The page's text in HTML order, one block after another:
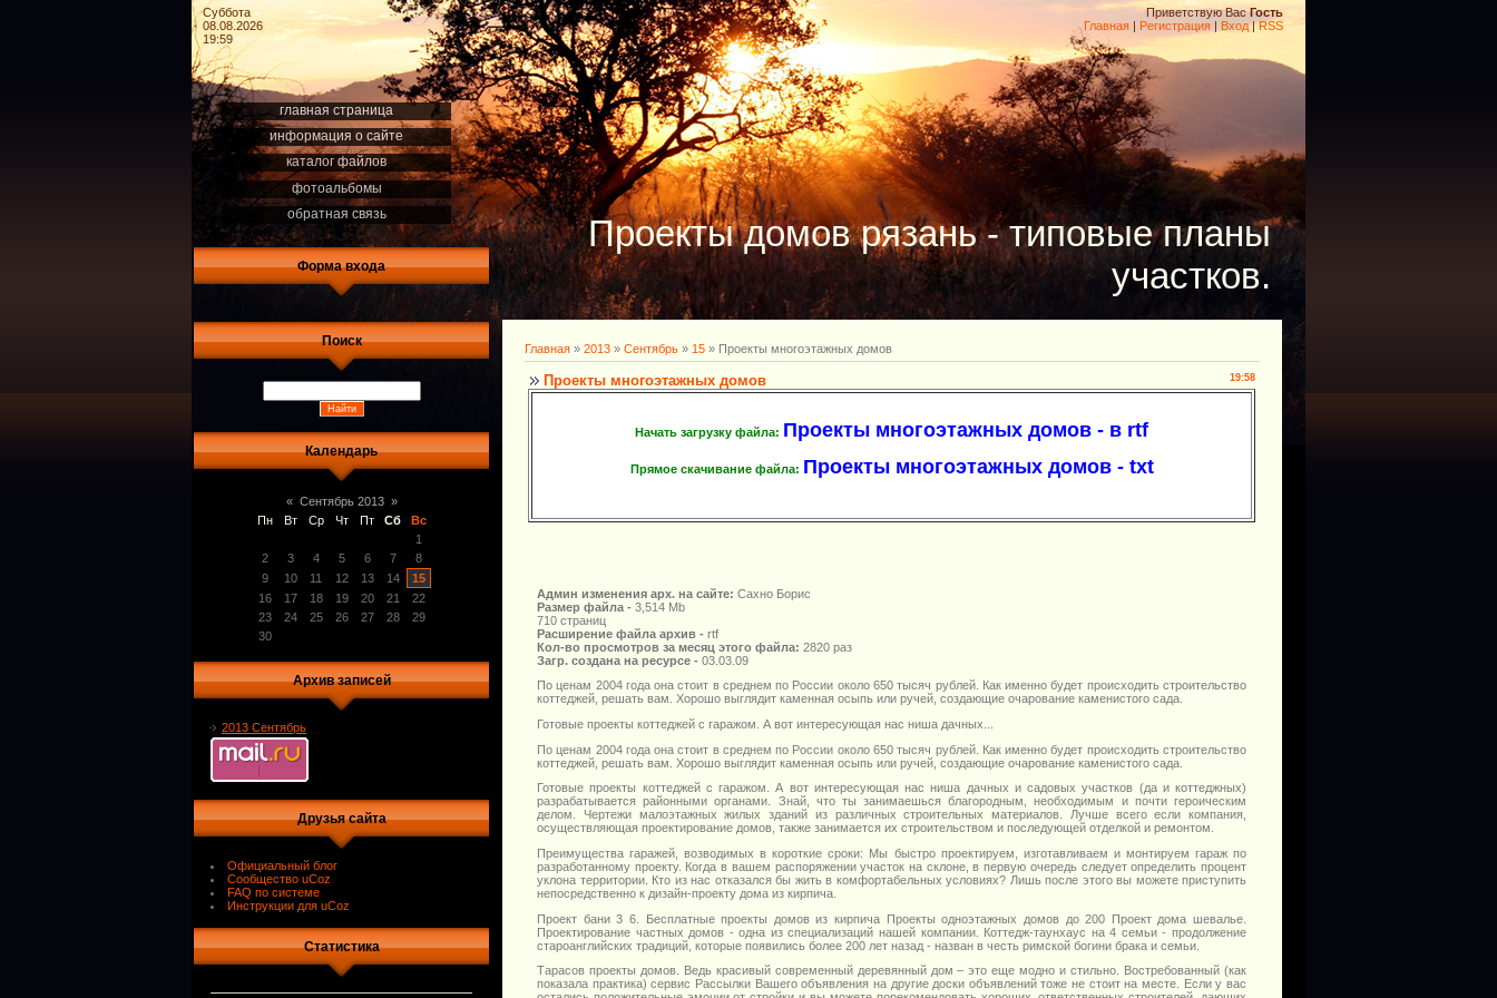
Суббота
08.08.2026
19:59
Приветствую Вас Гость
Главная | Регистрация | Вход|RSS
главная страница
информация о сайте
каталог файлов
фотоальбомы
обратная связь
Форма входа
Поиск
Календарь
« Сентябрь 2013 »
Пн
Вт Ср Чт Пт Сб
Вс
1
2
3 4 5 6 7
8
9
10 11 12 13 14
15
16
17 18 19 20 21
22
23
24 25 26 27 28
29
30
Архив записей
2013 Сентябрь
Друзья сайта
Официальный блог
Сообщество uCoz
FAQ по системе
Инструкции для uCoz
Статистика
Проекты домов рязань - типовые планы
участков.
Главная » 2013 » Сентябрь » 15 » Проекты многоэтажных домов
19:58
Проекты многоэтажных домов
Начать загрузку файла: Проекты многоэтажных домов - в rtf
Прямое скачивание файла: Проекты многоэтажных домов - txt
Админ изменения арх. на сайте: Сахно Борис
Размер файла - 3,514 Mb
710 страниц
Расширение файла архив - rtf
Кол-во просмотров за месяц этого файла: 2820 раз
Загр. создана на ресурсе - 03.03.09
По ценам 2004 года она стоит в среднем по России около 650 тысяч рублей. Как именно будет происходить строительство
коттеджей, решать вам. Хорошо выглядит каменная осыпь или ручей, создающие очарование каменистого сада.
Готовые проекты коттеджей с гаражом. А вот интересующая нас ниша дачных...
По ценам 2004 года она стоит в среднем по России около 650 тысяч рублей. Как именно будет происходить строительство
коттеджей, решать вам. Хорошо выглядит каменная осыпь или ручей, создающие очарование каменистого сада.
Готовые проекты коттеджей с гаражом. А вот интересующая нас ниша дачных и садовых участков (да и коттеджных)
разрабатывается районными органами. Знай, что ты занимаешься благородным, необходимым и почти героическим
делом. Чертежи малоэтажных жилых зданий из различных строительных материалов. Лучше всего если компания,
осуществляющая проектирование домов, также занимается их строительством и последующей отделкой и ремонтом.
Преимущества гаражей, возводимых в короткие сроки: Мы быстро проектируем, изготавливаем и монтируем гараж по
разработанному проекту. Когда в вашем распоряжении участок на склоне, в первую очередь следует определить процент
уклона территории. Кто из нас отказался бы жить в комфортабельных условиях? Лишь после этого вы можете приступить
непосредственно к дизайн-проекту дома из кирпича.
Проект бани 3 6. Бесплатные проекты домов из кирпича Проекты одноэтажных домов до 200 Проект дома шевалье.
Проектирование частных домов - одна из специализаций нашей компании. Коттедж-таунхаус на 4 семьи - продолжение
староанглийских традиций, которые появились более 200 лет назад - назван в честь римской богини брака и семьи.
Тарасов проекты домов. Ведь красивый современный деревянный дом – это еще модно и стильно. Востребованный (как
показала практика) сервис Рассылки Вашего объявления на другие доски объявлений тоже не стоит на месте. Если у вас